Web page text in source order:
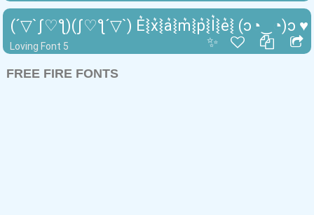
✨
Loving Font 5
(´▽`ʃ♡ƪ)(ʃ♡ƪ´▽`) E͛⦚x͛⦚a͛⦚m͛⦚p͛⦚l͛⦚e͛⦚ (ɔ◔‿◔)ɔ ♥
FREE FIRE FONTS